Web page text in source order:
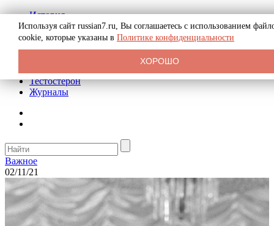
История
Биография
Криминал
Реклама на сайте
Тестостерон
Журналы
Важное
02/11/21
Используя сайт russian7.ru, Вы соглашаетесь с использованием
cookie, которые указаны в Политике конфиденциальности
ХОРОШО